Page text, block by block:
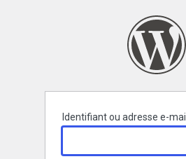
Identifiant ou adresse e-mail